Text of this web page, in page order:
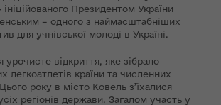
ініційованого Президентом України
– одного з наймасштабніших
для учнівської молоді в Україні.
урочисте відкриття, яке зібрало
легкоатлетів країни та численних
року в місто Ковель з’їхалися
регіонів держави. Загалом участь у